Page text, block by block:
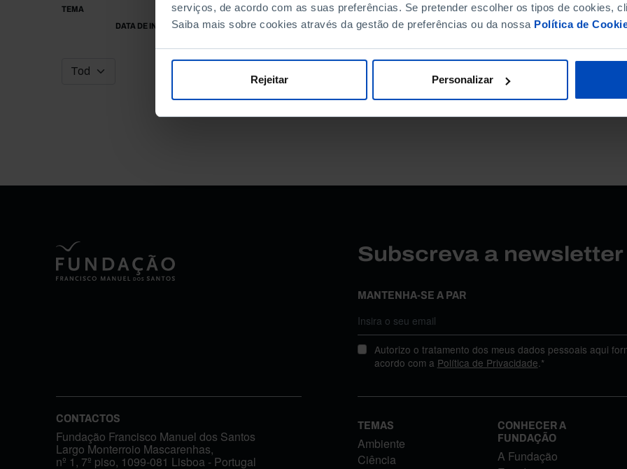
serviços, de acordo com as suas preferências. Se pretender escolher os tipos de cookies,
Saiba mais sobre cookies através da gestão de preferências ou da nossa Política de
Rejeitar Personalizar
TEMA
DATA DE INÍCIO
DATA DE FIM
Subscreva a
MANTENHA-SE A PAR
Autorizo o tratamento dos meus dados pessoais aqui
acordo com a Política de Privacidade.*
CONTACTOS
Fundação Francisco Manuel dos Santos
Largo Monterroio Mascarenhas,
nº 1, 7º piso, 1099-081 Lisboa - Portugal
TEMAS
Ambiente
Ciência
CONHECER A
FUNDAÇÃO
A Fundação